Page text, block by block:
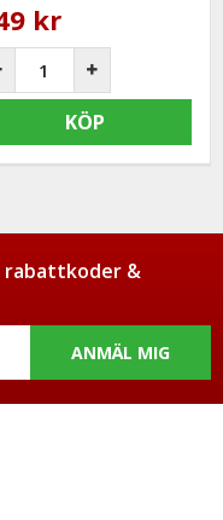
kr
KÖP
rabattkoder &
ANMÄL MIG